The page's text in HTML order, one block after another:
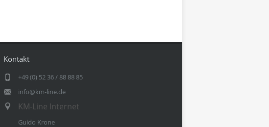
Kontakt
+49 (0) 52 36 / 88 88 85
info@km-line.de
KM-Line Internet
Guido Krone